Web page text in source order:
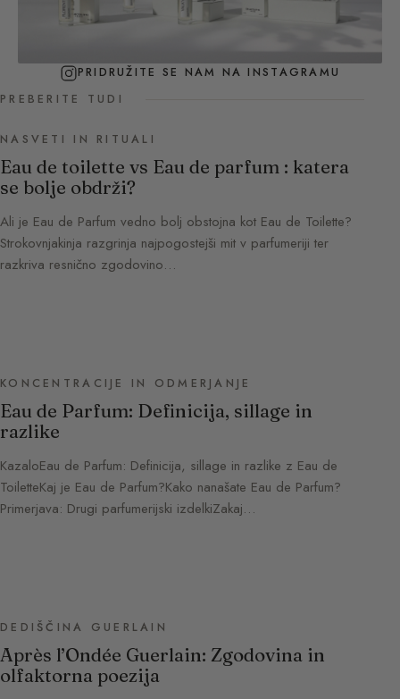
PRIDRUŽITE SE NAM NA INSTAGRAMU
PREBERITE TUDI
NASVETI IN RITUALI
Eau de toilette vs Eau de parfum : katera
se bolje obdrži?
Ali je Eau de Parfum vedno bolj obstojna kot Eau de Toilette?
Strokovnjakinja razgrinja najpogostejši mit v parfumeriji ter
razkriva resnično zgodovino…
KONCENTRACIJE IN ODMERJANJE
Eau de Parfum: Definicija, sillage in
razlike
KazaloEau de Parfum: Definicija, sillage in razlike z Eau de
ToiletteKaj je Eau de Parfum?Kako nanašate Eau de Parfum?
Primerjava: Drugi parfumerijski izdelkiZakaj…
DEDIŠČINA GUERLAIN
Après l’Ondée Guerlain: Zgodovina in
olfaktorna poezija